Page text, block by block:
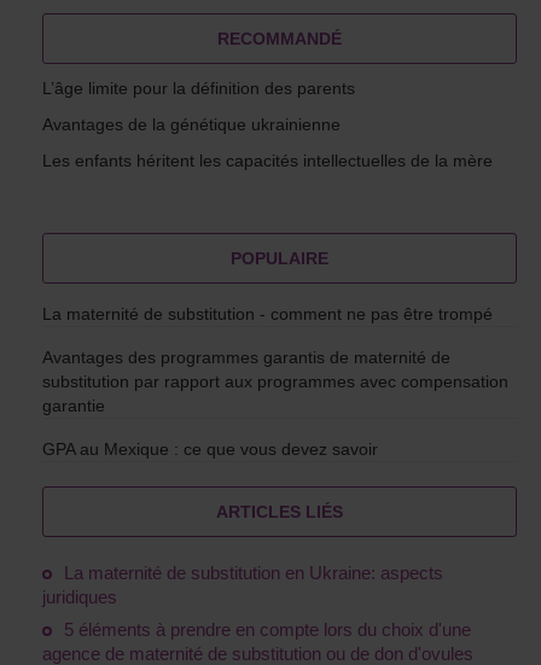
RECOMMANDÉ
L’âge limite pour la définition des parents
Avantages de la génétique ukrainienne
Les enfants héritent les capacités intellectuelles de la mère
POPULAIRE
La maternité de substitution - comment ne pas être trompé
Avantages des programmes garantis de maternité de
substitution par rapport aux programmes avec compensation
garantie
GPA au Mexique : ce que vous devez savoir
ARTICLES LIÉS
La maternité de substitution en Ukraine: aspects
juridiques
5 éléments à prendre en compte lors du choix d'une
agence de maternité de substitution ou de don d'ovules